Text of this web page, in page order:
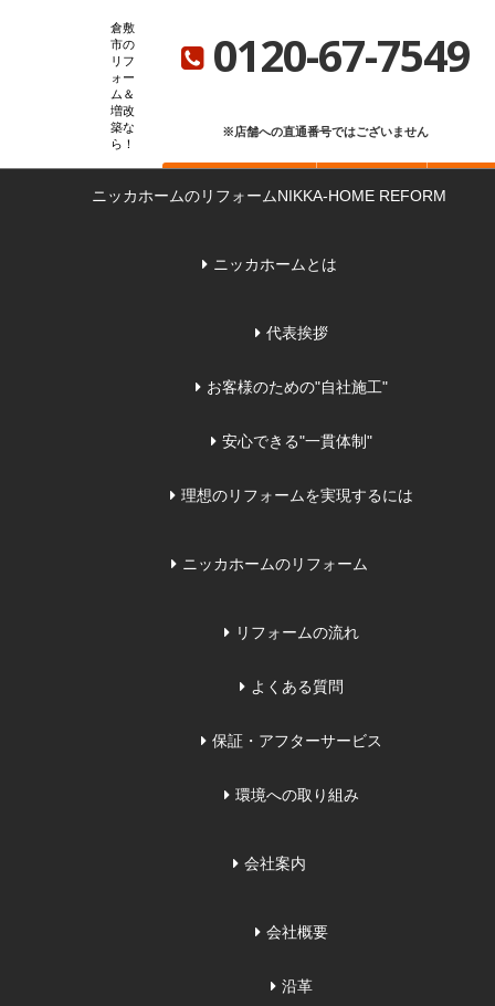
倉敷
市の
リフ
ォー
ム＆
増改
築な
ら
0120-67-7549
※店舗への直通番号ではございません
ニッカホームのリフォームNIKKA-HOME REFORM
ニッカホームとは
代表挨拶
お客様のための"自社施工"
安心できる"一貫体制"
理想のリフォームを実現するには
ニッカホームのリフォーム
リフォームの流れ
よくある質問
保証・アフターサービス
環境への取り組み
会社案内
会社概要
沿革